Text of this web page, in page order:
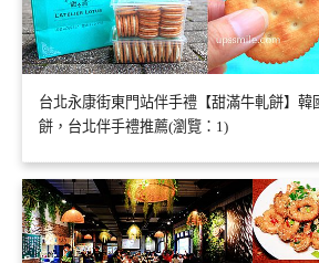
台北永康街東門站伴手禮【甜滿牛軋餅】韓
餅，台北伴手禮推薦(瀏覽：1)